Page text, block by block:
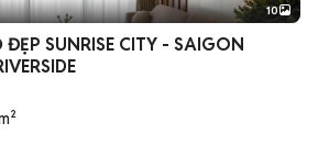
+2
10
SUNRISE CITY - SAIGON